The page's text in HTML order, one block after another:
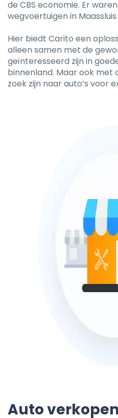
de CBS economie. Er
wegvoertuigen in Maassluis
Hier biedt Carito een
alleen samen met de
geïnteresseerd zijn in
binnenland. Maar ook met
zoek zijn naar auto’s voor
Auto